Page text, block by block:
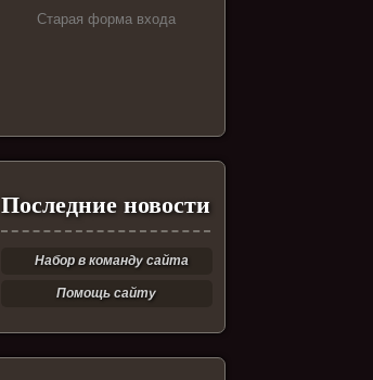
Старая форма входа
Последние новости
Набор в команду сайта
Помощь сайту